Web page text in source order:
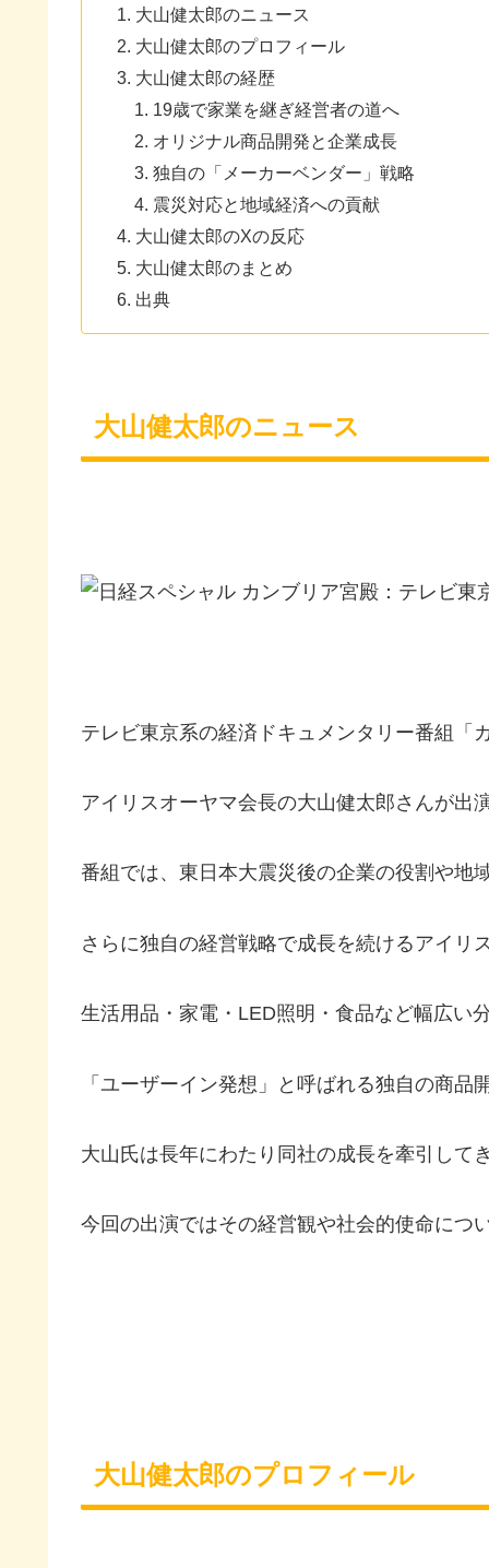
大山健太郎のニュース
大山健太郎のプロフィール
大山健太郎の経歴
19歳で家業を継ぎ経営者の道へ
オリジナル商品開発と企業成長
独自の「メーカーベンダー」戦略
震災対応と地域経済への貢献
大山健太郎のXの反応
大山健太郎のまとめ
出典
大山健太郎のニュース
テレビ東京系の経済ドキュメンタリー番組「
アイリスオーヤマ会長の大山健太郎さんが出
番組では、東日本大震災後の企業の役割や地
さらに独自の経営戦略で成長を続けるアイリ
生活用品・家電・LED照明・食品など幅広い
「ユーザーイン発想」と呼ばれる独自の商品
大山氏は長年にわたり同社の成長を牽引して
今回の出演ではその経営観や社会的使命につ
大山健太郎のプロフィール